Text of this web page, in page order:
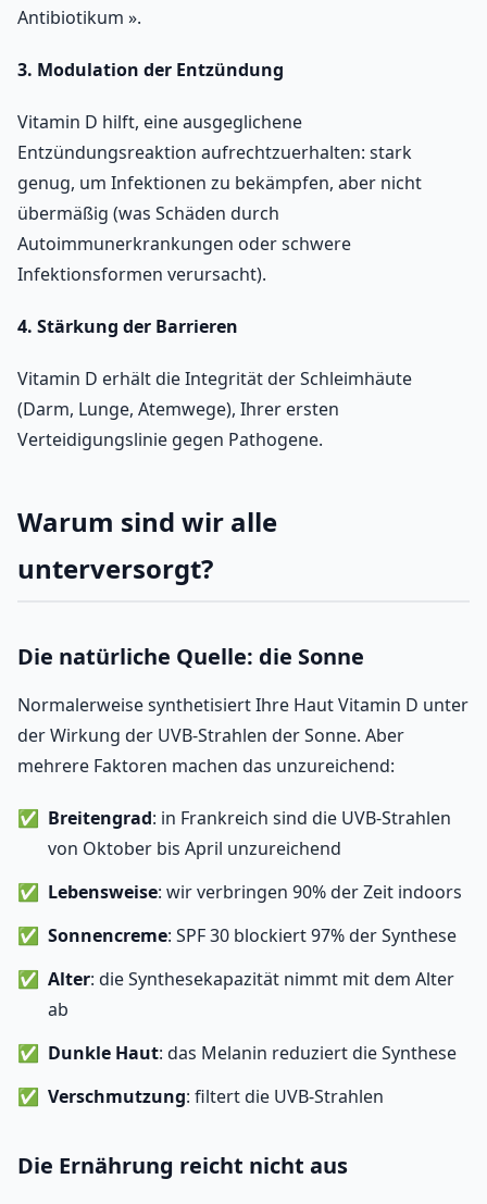
Antibiotikum ».
3. Modulation der Entzündung
Vitamin D hilft, eine ausgeglichene
Entzündungsreaktion aufrechtzuerhalten: stark
genug, um Infektionen zu bekämpfen, aber nicht
übermäßig (was Schäden durch
Autoimmunerkrankungen oder schwere
Infektionsformen verursacht).
4. Stärkung der Barrieren
Vitamin D erhält die Integrität der Schleimhäute
(Darm, Lunge, Atemwege), Ihrer ersten
Verteidigungslinie gegen Pathogene.
Warum sind wir alle
unterversorgt?
Die natürliche Quelle: die Sonne
Normalerweise synthetisiert Ihre Haut Vitamin D unter
der Wirkung der UVB-Strahlen der Sonne. Aber
mehrere Faktoren machen das unzureichend:
Breitengrad: in Frankreich sind die UVB-Strahlen
von Oktober bis April unzureichend
Lebensweise: wir verbringen 90% der Zeit indoors
Sonnencreme: SPF 30 blockiert 97% der Synthese
Alter: die Synthesekapazität nimmt mit dem Alter
ab
Dunkle Haut: das Melanin reduziert die Synthese
Verschmutzung: filtert die UVB-Strahlen
Die Ernährung reicht nicht aus